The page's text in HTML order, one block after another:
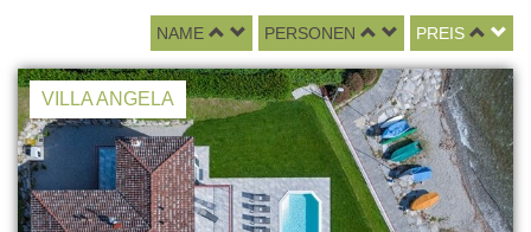
NAME PERSONEN PREIS
VILLA ANGELA